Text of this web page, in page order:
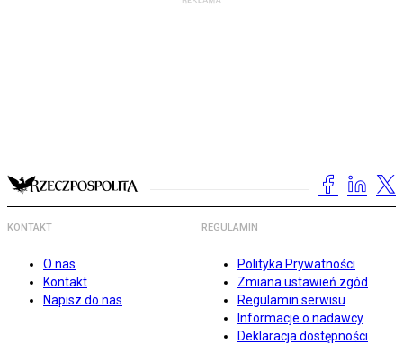
KONTAKT
O nas
Kontakt
Napisz do nas
REGULAMIN
Polityka Prywatności
Zmiana ustawień zgód
Regulamin serwisu
Informacje o nadawcy
Deklaracja dostępności